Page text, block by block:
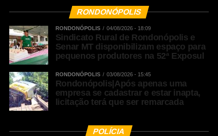
RONDONÓPOLIS
RONDONÓPOLIS 04/08/2026 - 18:09
Sindicato Rural de Rondonópolis e
Senar MT disponibilizam espaço para
pequenos produtores na 52ª Exposul
RONDONÓPOLIS 03/08/2026 - 15:45
Rondonópolis|Após apenas uma
empresa se cadastrar e estar inapta,
licitação terá que ser remarcada
POLÍCIA